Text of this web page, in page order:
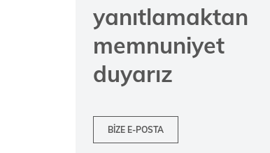
yanıtlamaktan
memnuniyet
duyarız
BIZE E-POSTA